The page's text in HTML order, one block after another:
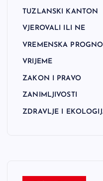
TUZLANSKI KANTON
VJEROVALI ILI NE
VREMENSKA
VRIJEME
ZAKON I PRAVO
ZANIMLJIVOSTI
ZDRAVLJE I